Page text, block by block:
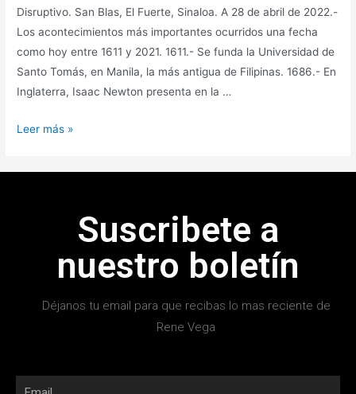
Disruptivo. San Blas, El Fuerte, Sinaloa. A 28 de abril de 2022.-
Los acontecimientos más importantes ocurridos una fecha
como hoy entre 1611 y 2021. 1611.- Se funda la Universidad de
Santo Tomás, en Manila, la más antigua de Filipinas. 1686.- En
Inglaterra, Isaac Newton presenta en la …
Leer más »
Suscribete a
nuestro boletín
Déjanos tu email para que recibas lo mas reciente de
Rene Vega